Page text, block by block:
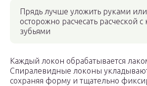
Прядь лучше уложить руками
осторожно расчесать расческой
зубьями
Каждый локон обрабатывается
Спиралевидные локоны
сохраняя форму и тщательно